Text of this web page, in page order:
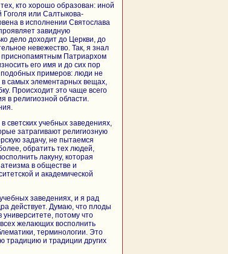
кто хорошо образован: иной
Гоголя или Салтыкова-
в исполнении Святослава
завидную
дело доходит до Церкви, до
невежество. Так, я знал
Патриархом
его имя и до сих пор
примеров: люди не
в самых элементарных вещах,
Происходит это чаще всего
в религиозной области.
светских учебных заведениях,
затрагивают религиозную
задачу, не пытаемся
обратить тех людей,
лакуну, которая
в обществе и
и академической
заведениях, и я рад
действует. Думаю, что плоды
потому что
желающих восполнить
терминологии. Это
традицию и традиции других